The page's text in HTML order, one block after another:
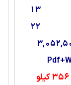
13
22
356 کیلو